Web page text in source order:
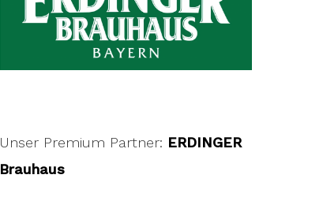
Unser Premium Partner: ERDINGER
Brauhaus